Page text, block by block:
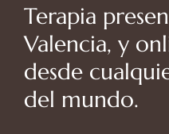
Terapia
Valencia, y
desde
del mundo.